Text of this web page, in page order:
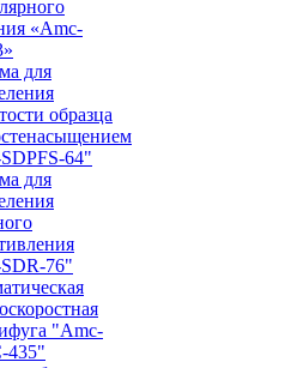
«Amc-
для
образца
64"
для
76"
"Amc-
435"